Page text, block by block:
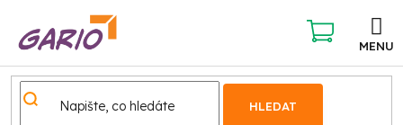
obsah
HLEDAT
NÁKUPNÍ
KOŠÍK